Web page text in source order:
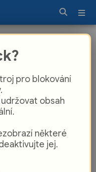
pro blokování
obsah
některé
jej.